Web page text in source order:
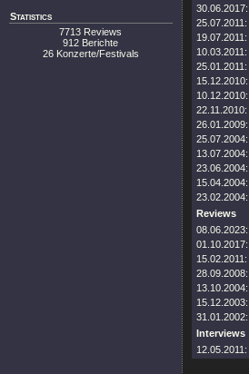
Statistics
7713 Reviews
912 Berichte
26 Konzerte/Festivals
30.06.2017:
25.07.2011:
19.07.2011:
10.03.2011:
25.01.2011:
15.12.2010:
10.12.2010:
22.11.2010:
26.01.2009:
25.07.2004:
13.07.2004:
23.06.2004:
15.04.2004:
23.02.2004:
Reviews
08.06.2023:
01.10.2017:
15.02.2011:
28.09.2008:
13.10.2004:
15.12.2003:
31.01.2002:
Interviews
12.05.2011: